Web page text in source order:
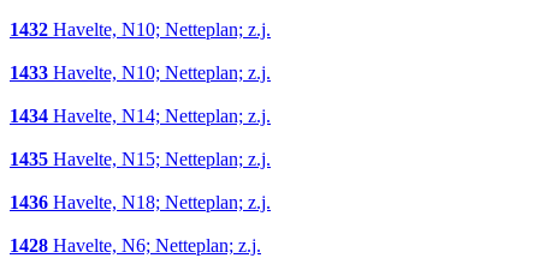
1432 Havelte, N10; Netteplan; z.j.
1433 Havelte, N10; Netteplan; z.j.
1434 Havelte, N14; Netteplan; z.j.
1435 Havelte, N15; Netteplan; z.j.
1436 Havelte, N18; Netteplan; z.j.
1428 Havelte, N6; Netteplan; z.j.